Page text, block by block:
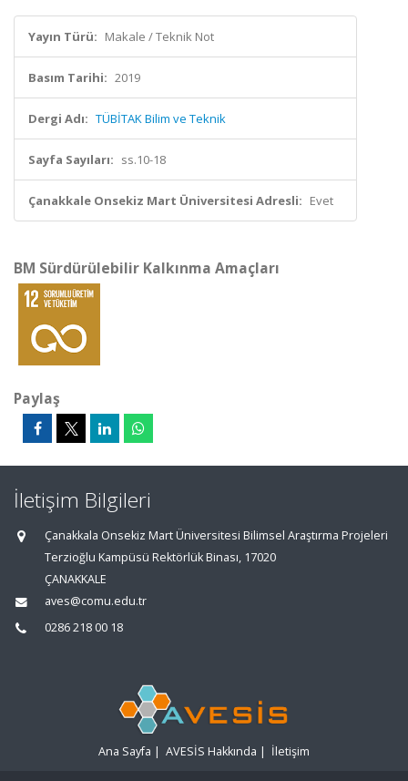
Yayın Türü: Makale / Teknik Not
Basım Tarihi: 2019
Dergi Adı: TÜBİTAK Bilim ve Teknik
Sayfa Sayıları: ss.10-18
Çanakkale Onsekiz Mart Üniversitesi Adresli: Evet
BM Sürdürülebilir Kalkınma Amaçları
Paylaş
İletişim Bilgileri
Çanakkala Onsekiz Mart Üniversitesi Bilimsel Araştırma Projeleri
Terzioğlu Kampüsü Rektörlük Binası, 17020
ÇANAKKALE
aves@comu.edu.tr
0286 218 00 18
Ana Sayfa | AVESİS Hakkında | İletişim